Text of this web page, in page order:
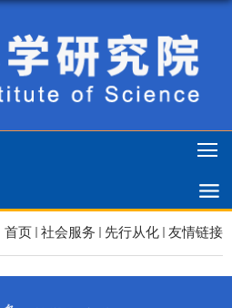
首页 社会服务 先行从化 友情链接